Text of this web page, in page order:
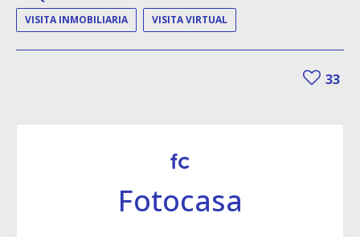
VISITA INMOBILIARIA VISITA VIRTUAL
33
Fotocasa